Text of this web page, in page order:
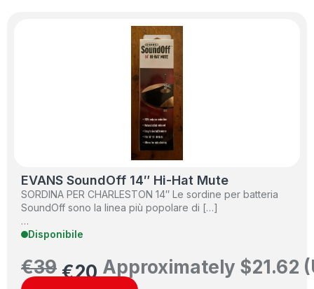
EVANS SoundOff 14″ Hi-Hat Mute
SORDINA PER CHARLESTON 14″ Le sordine per batteria
SoundOff sono la linea più popolare di […]
…
Disponibile
€39 €20 Approximately $21.62